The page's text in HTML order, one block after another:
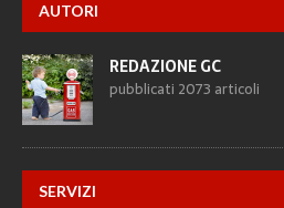
AUTORI
REDAZIONE GC
pubblicati 2073 articoli
SERVIZI